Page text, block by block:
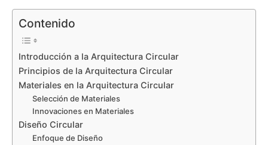
Contenido
Introducción a la Arquitectura Circular
Principios de la Arquitectura Circular
Materiales en la Arquitectura Circular
Selección de Materiales
Innovaciones en Materiales
Diseño Circular
Enfoque de Diseño